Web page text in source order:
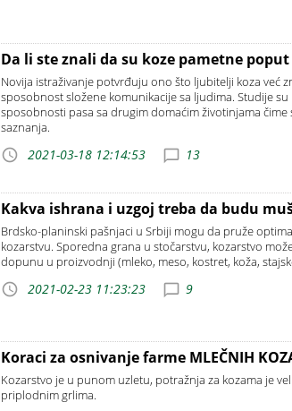
Da li ste znali da su koze pametne poput
Novija istraživanje potvrđuju ono što ljubitelji koza već
sposobnost složene komunikacije sa ljudima. Studije
sposobnosti pasa sa drugim domaćim životinjama
saznanja.
2021-03-18 12:14:53 13
Kakva ishrana i uzgoj treba da budu
Brdsko-planinski pašnjaci u Srbiji mogu da pruže
kozarstvu. Sporedna grana u stočarstvu, kozarstvo
dopunu u proizvodnji (mleko, meso, kostret, koža,
2021-02-23 11:23:23 9
Koraci za osnivanje farme MLEČNIH
Kozarstvo je u punom uzletu, potražnja za kozama je
priplodnim grlima.